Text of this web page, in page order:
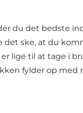
du det bedste
det ske, at du
lige til at tage i
fylder op